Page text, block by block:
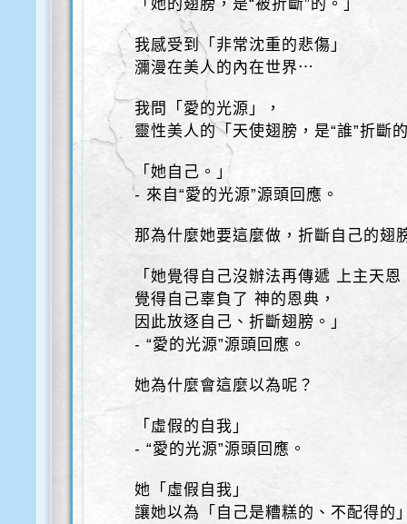
「她的翅膀，是“被折斷”的。」
我感受到「非常沈重的悲傷」
瀰漫在美人的內在世界⋯
我問「愛的光源」，
靈性美人的「天使翅膀，是“誰”折斷
「她自己。」
- 來自“愛的光源”源頭回應。
那為什麼她要這麼做，折斷自己的翅
「她覺得自己沒辦法再傳遞 上主天恩
覺得自己辜負了 神的恩典，
因此放逐自己、折斷翅膀。」
- “愛的光源”源頭回應。
她為什麼會這麼以為呢？
「虛假的自我」
- “愛的光源”源頭回應。
她「虛假自我」
讓她以為「自己是糟糕的、不配得的